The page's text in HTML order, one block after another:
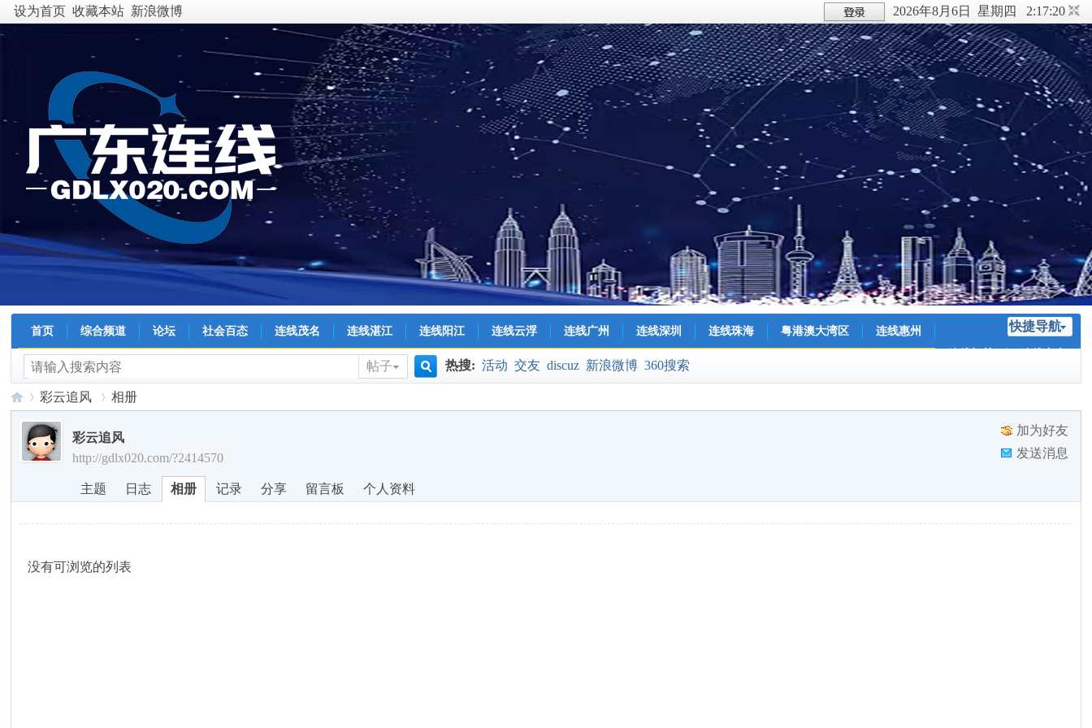
设为首页 收藏本站 新浪微博 2026年8月6日 星期四 2:17:20
快捷导航
首页 综合频道 论坛 社会百态 连线茂名 连线湛江 连线阳江 连线云浮 连线广州 连线深圳 连线珠海 粤港澳大湾区
连线惠州
连线江门 连线佛山
帖子
热搜: 活动 交友 discuz 新浪微博 360搜索
广›
彩云追风
›
相册
加为好友
发送消息
彩云追风
http://gdlx020.com/?2414570
主题 日志 相册 记录 分享 留言板 个人资料
没有可浏览的列表